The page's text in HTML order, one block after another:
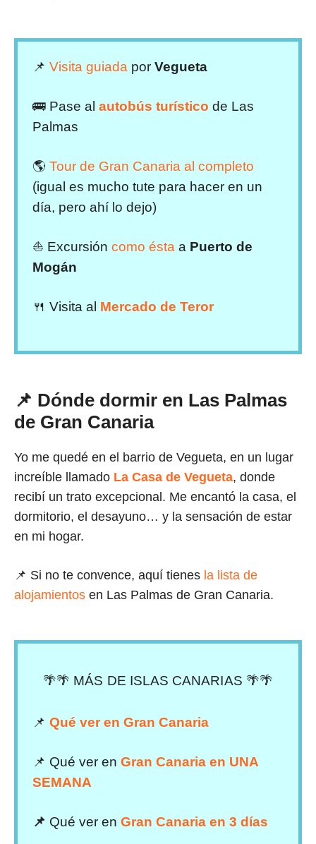
📌Visita guiada porVegueta
🚌 Pase alautobús turístico de Las
Palmas
🌎Tour de Gran Canaria al completo
(igual es mucho tute para hacer en un
día, pero ahí lo dejo)
⛵ Excursióncomo ésta a Puerto de
Mogán
🍴 Visita al Mercado de Teror
📌 Dónde dormir en Las Palmas
de Gran Canaria
Yo me quedé en el barrio de Vegueta, en un lugar
increíble llamado La Casa de Vegueta, donde
recibí un trato excepcional. Me encantó la casa, el
dormitorio, el desayuno… y la sensación de estar
en mi hogar.
📌 Si no te convence, aquí tienes la lista de
alojamientos en Las Palmas de Gran Canaria.
🌴🌴 MÁS DE ISLAS CANARIAS 🌴🌴
📌 Qué ver en Gran Canaria
📌 Qué ver enGran Canaria en UNA
SEMANA
📌 Qué ver en Gran Canaria en 3 días